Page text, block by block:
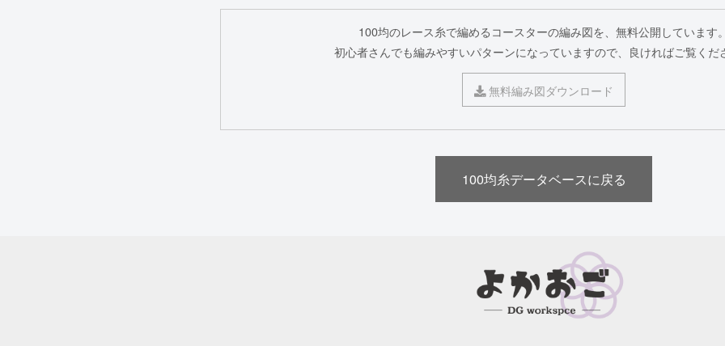
100均のレース糸で編めるコースターの編み図を、無料公開しています。
初心者さんでも編みやすいパターンになっていますので、良ければご覧くだ
無料編み図ダウンロード
100均糸データベースに戻る